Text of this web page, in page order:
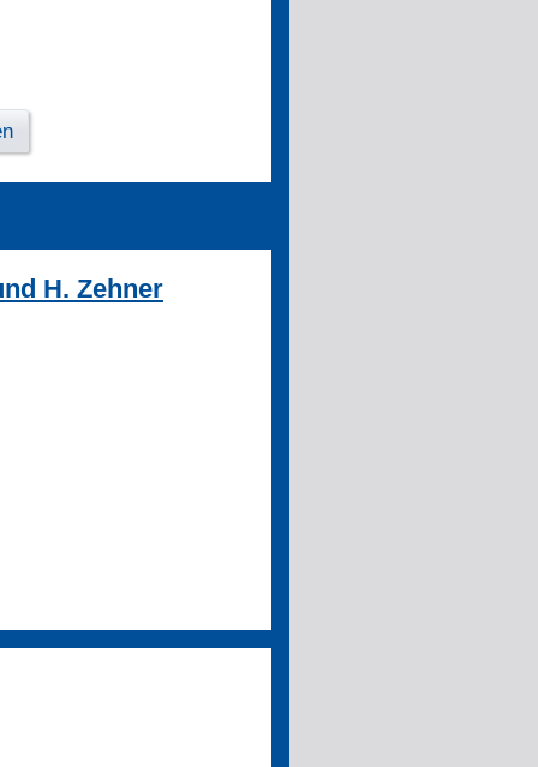
H. Zehner